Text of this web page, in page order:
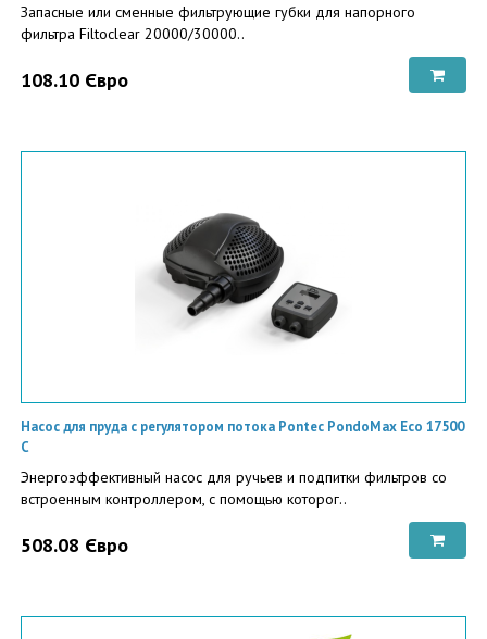
Запасные или сменные фильтрующие губки для напорного
фильтра Filtoclear 20000/30000..
108.10 Євро
Насос для пруда с регулятором потока Pontec PondoMax Eco 17500
C
Энергоэффективный насос для ручьев и подпитки фильтров со
встроенным контроллером, с помощью которог..
508.08 Євро